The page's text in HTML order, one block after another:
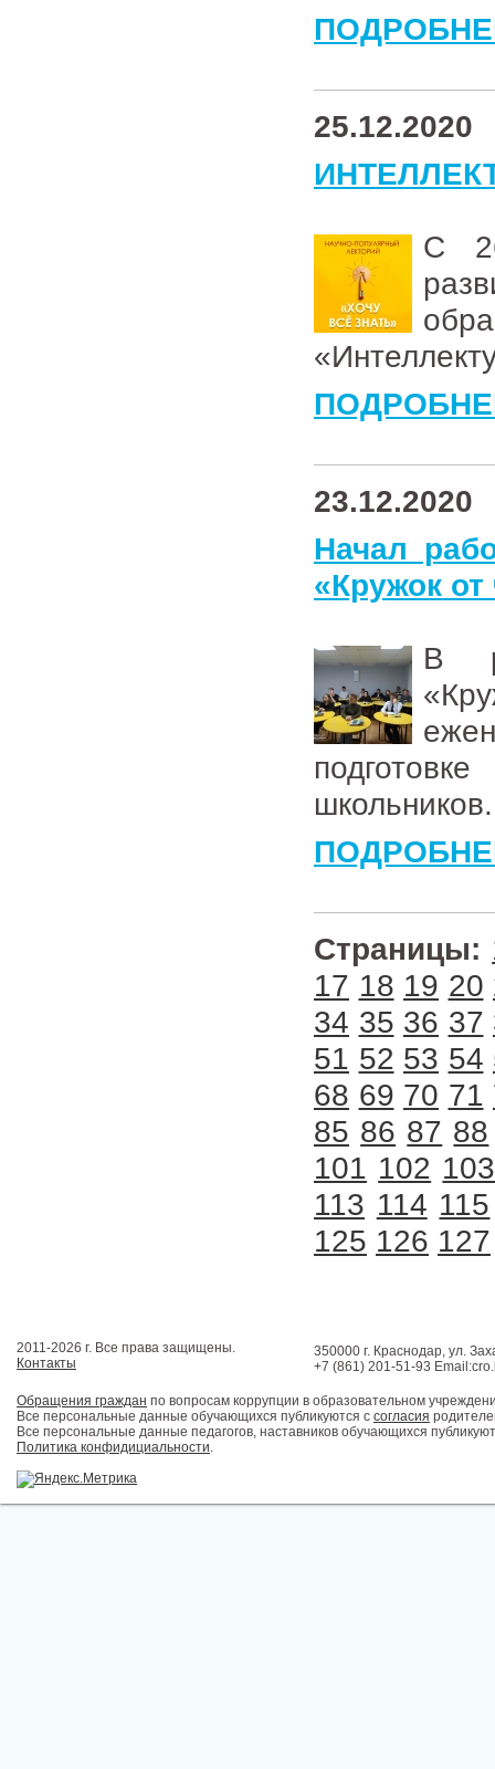
25.12.2020
С
23.12.2020
Начал
«Кружок
В
школьников.
Страницы:
17 18 19 20
34 35 36 37
51 52 53 54
68 69 70 71
85 86 87 88
101 102 103
113 114 115
125 126 127
2011-2026 г. Все права защищены.
Контакты
350000 г. Краснодар, ул.
+7 (861) 201-51-93
Обращения граждан по вопросам коррупции в образовательном
Все персональные данные обучающихся публикуются с согласия
Все персональные данные педагогов, наставников обучающихся
Политика конфидициальности.